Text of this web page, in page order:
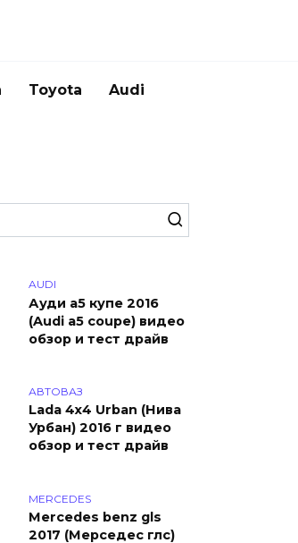
Toyota Audi
AUDI
Ауди а5 купе 2016
(Audi a5 coupe) видео
обзор и тест драйв
АВТОВАЗ
Lada 4х4 Urban (Нива
Урбан) 2016 г видео
обзор и тест драйв
MERCEDES
Mercedes benz gls
2017 (Мерседес глс)